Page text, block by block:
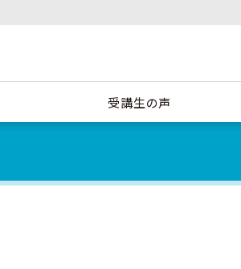
受講生の声